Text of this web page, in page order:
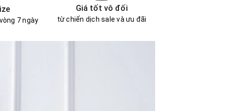
7 ngày
Giá tốt vô đối
từ chiến dịch sale và ưu đãi